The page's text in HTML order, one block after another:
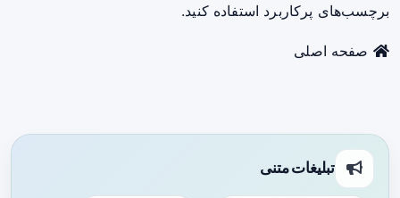
برچسب‌های پرکاربرد استفاده کنید.
صفحه اصلی
تبلیغات متنی